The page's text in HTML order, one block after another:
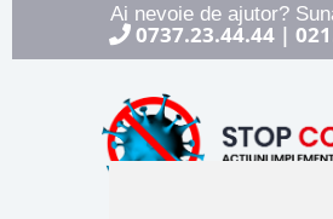
Ai nevoie de ajutor?
0737.23.44.44|